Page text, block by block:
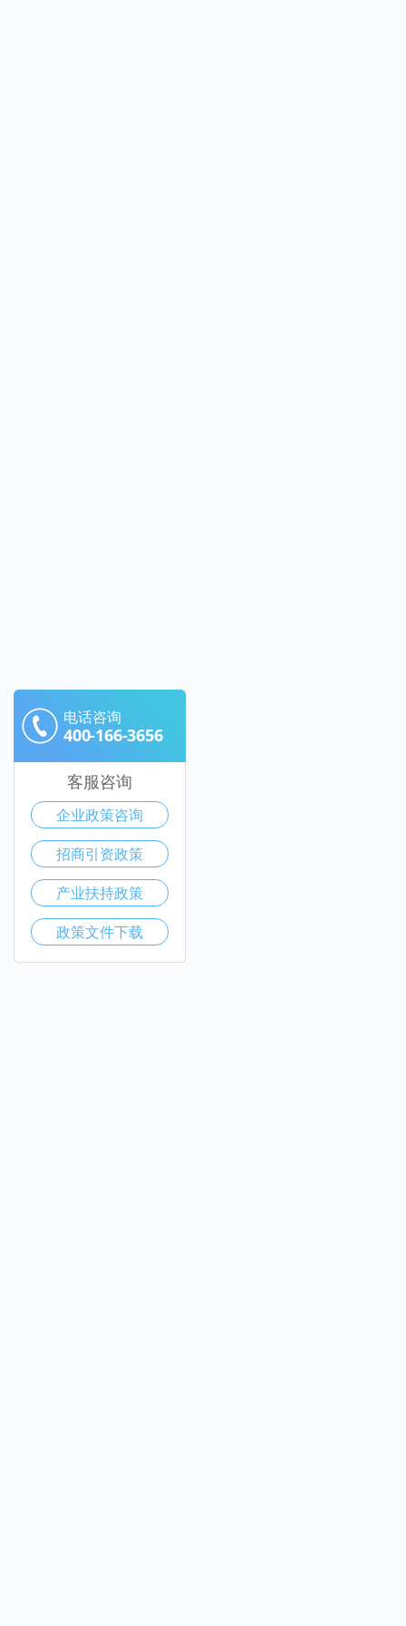
电话咨询
400-166-3656
客服咨询
企业政策咨询
招商引资政策
产业扶持政策
政策文件下载